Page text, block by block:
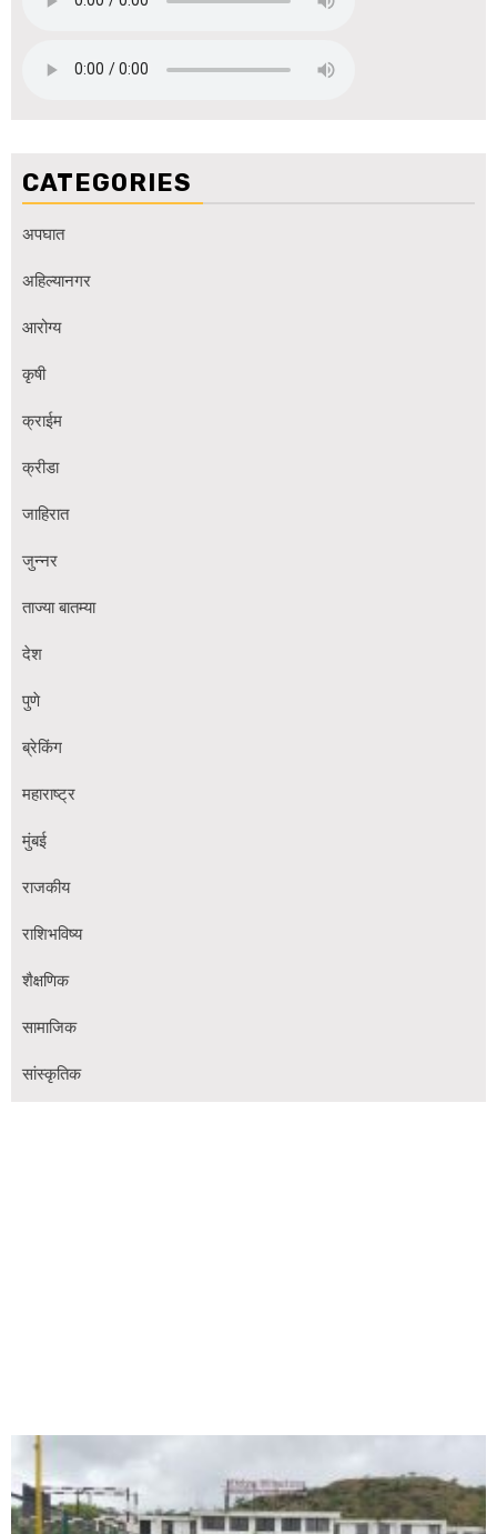
CATEGORIES
अपघात
अहिल्यानगर
आरोग्य
कृषी
क्राईम
क्रीडा
जाहिरात
जुन्नर
ताज्या बातम्या
देश
पुणे
ब्रेकिंग
महाराष्ट्र
मुंबई
राजकीय
राशिभविष्य
शैक्षणिक
सामाजिक
सांस्कृतिक